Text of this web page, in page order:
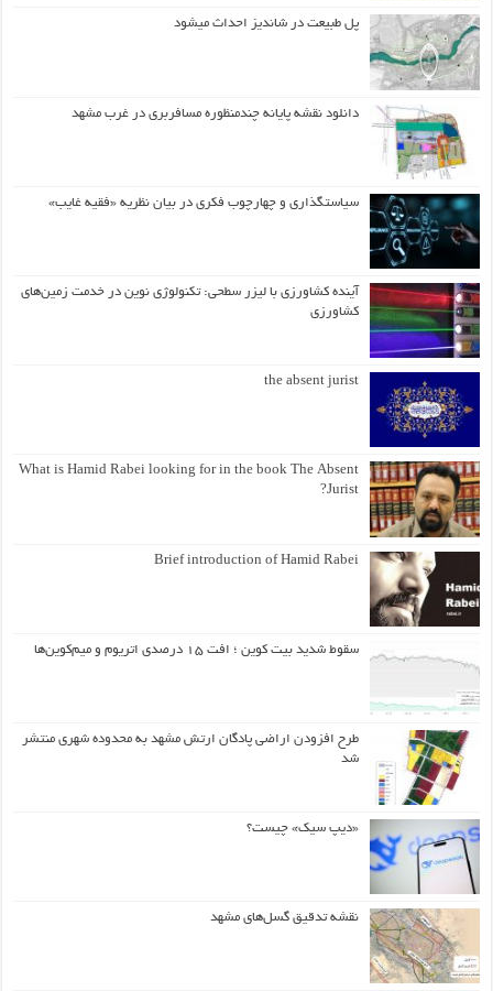
پل طبیعت در شاندیز احداث میشود
دانلود نقشه پایانه چندمنظوره مسافربری در غرب مشهد
سیاستگذاری و چهارچوب فکری در بیان نظریه «فقیه غایب»
آینده کشاورزی با لیزر سطحی: تکنولوژی نوین در خدمت زمین‌های
کشاورزی
the absent jurist
What is Hamid Rabei looking for in the book The Absent
Jurist?
Brief introduction of Hamid Rabei
سقوط شدید بیت کوین ؛ افت ۱۵ درصدی اتریوم و میم‌کوین‌ها
طرح افزودن اراضی پادگان ارتش مشهد به محدوده شهری منتشر
شد
«دیپ سیک» چیست؟
نقشه تدقیق گسل‌های مشهد